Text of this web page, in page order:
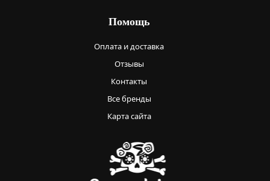
Помощь
Оплата и доставка
Отзывы
Контакты
Все бренды
Карта сайта